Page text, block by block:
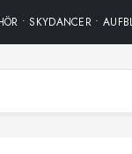
• SKYDANCER •